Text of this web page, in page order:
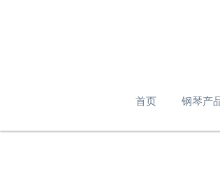
首页 钢琴产